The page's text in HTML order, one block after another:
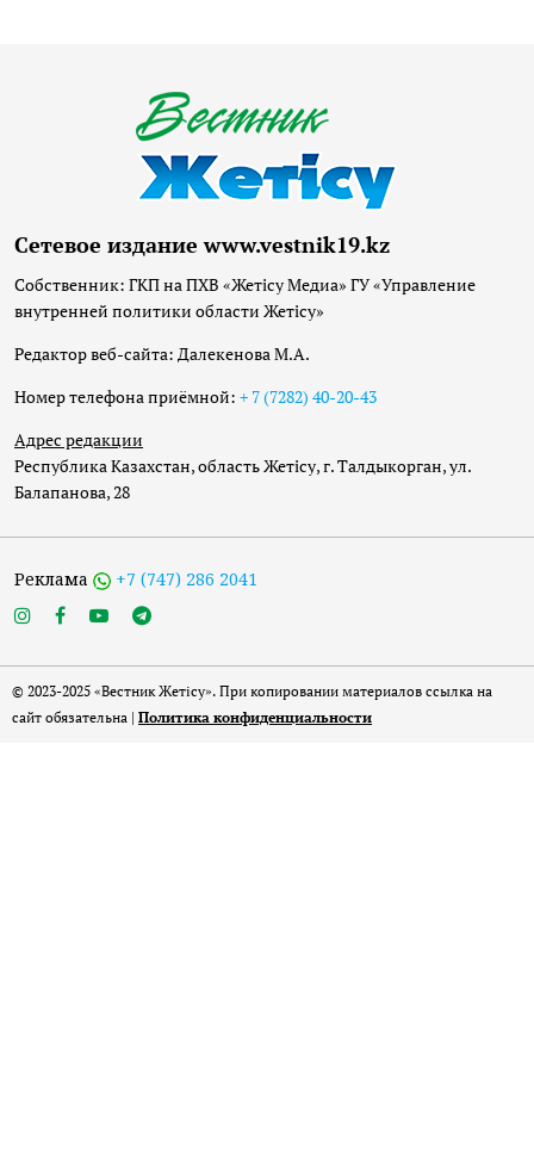
Сетевое издание www.vestnik19.kz
Собственник: ГКП на ПХВ «Жетісу Медиа» ГУ «Управление
внутренней политики области Жетісу»
Редактор веб-сайта: Далекенова М.А.
Номер телефона приёмной: + 7 (7282) 40-20-43
Адрес редакции
Республика Казахстан, область Жетісу, г. Талдыкорган, ул.
Балапанова, 28
Реклама +7 (747) 286 2041
© 2023-2025 «Вестник Жетісу». При копировании материалов ссылка на
сайт обязательна | Политика конфиденциальности